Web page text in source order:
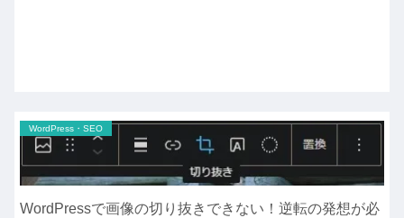
WordPress・SEO
WordPressで画像の切り抜きできない！逆転の発想が必